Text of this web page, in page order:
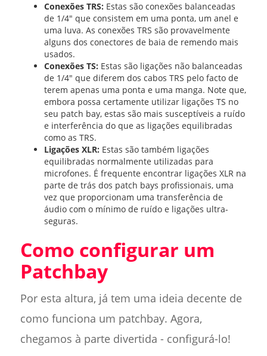
Conexões TRS: Estas são conexões balanceadas
de 1/4" que consistem em uma ponta, um anel e
uma luva. As conexões TRS são provavelmente
alguns dos conectores de baia de remendo mais
usados.
Conexões TS: Estas são ligações não balanceadas
de 1/4" que diferem dos cabos TRS pelo facto de
terem apenas uma ponta e uma manga. Note que,
embora possa certamente utilizar ligações TS no
seu patch bay, estas são mais susceptíveis a ruído
e interferência do que as ligações equilibradas
como as TRS.
Ligações XLR: Estas são também ligações
equilibradas normalmente utilizadas para
microfones. É frequente encontrar ligações XLR na
parte de trás dos patch bays profissionais, uma
vez que proporcionam uma transferência de
áudio com o mínimo de ruído e ligações ultra-
seguras.
Como configurar um
Patchbay
Por esta altura, já tem uma ideia decente de
como funciona um patchbay. Agora,
chegamos à parte divertida - configurá-lo!